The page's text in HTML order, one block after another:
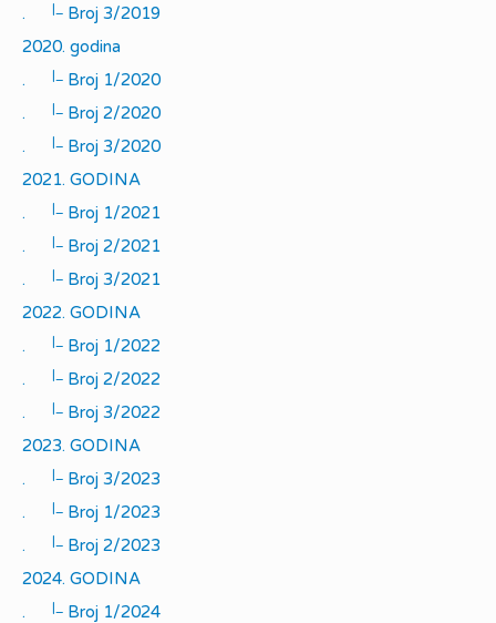
.
|_
Broj 3/2019
2020. godina
.
|_
Broj 1/2020
.
|_
Broj 2/2020
.
|_
Broj 3/2020
2021. GODINA
.
|_
Broj 1/2021
.
|_
Broj 2/2021
.
|_
Broj 3/2021
2022. GODINA
.
|_
Broj 1/2022
.
|_
Broj 2/2022
.
|_
Broj 3/2022
2023. GODINA
.
|_
Broj 3/2023
.
|_
Broj 1/2023
.
|_
Broj 2/2023
2024. GODINA
.
|_
Broj 1/2024